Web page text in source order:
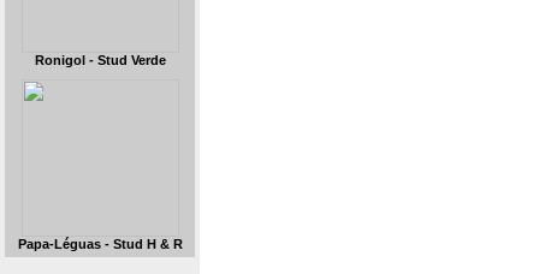
Ronigol - Stud Verde
Papa-Léguas - Stud H & R